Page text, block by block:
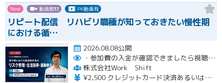
New 動画教材 PR動画有
リピート配信 リハビリ職種が知っておきたい慢性期
における循…
2026.08.08公開
・参加費の入金が確認できましたら視聴用URLとパスワードおよび資料をお申込みいただきましたメールアドレスに送付します。
株式会社Work Shift
¥2,500 クレジットカード決済あるいは銀行振込となります。